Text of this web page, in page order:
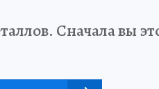
Сначала вы